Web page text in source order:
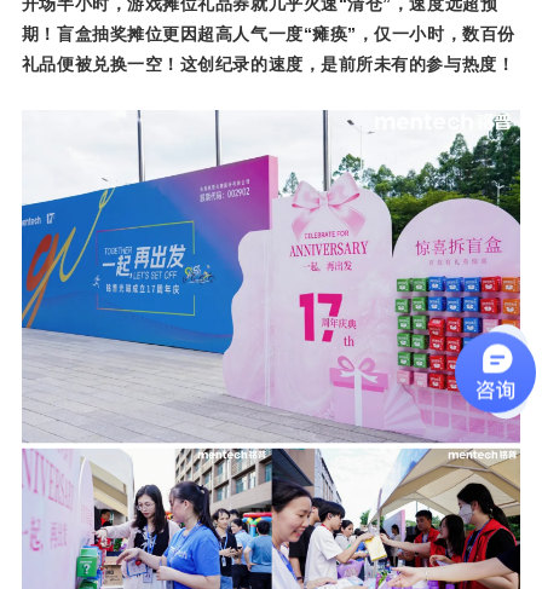
礼品便被兑换一空！ 这创纪录的速度，是前所未有的参与热度！